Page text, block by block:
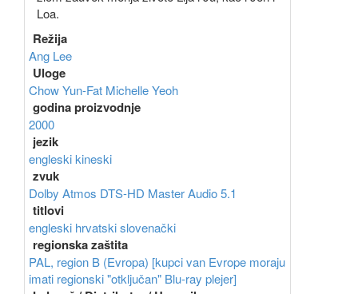
Loa.
Režija
Ang Lee
Uloge
Chow Yun-Fat Michelle Yeoh
godina proizvodnje
2000
jezik
engleskikineski
zvuk
Dolby Atmos DTS-HD Master Audio 5.1
titlovi
engleski hrvatskislovenački
regionska zaštita
PAL, region B (Evropa) [kupci van Evrope moraju
imati regionski "otključan" Blu-ray plejer]